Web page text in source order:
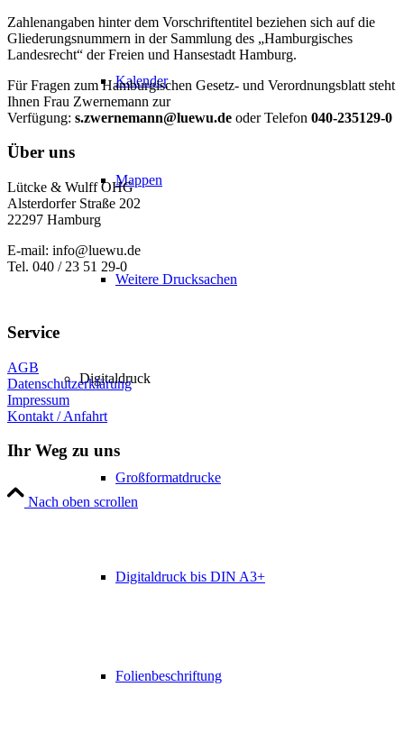
Kalender
Mappen
Weitere Drucksachen
Digitaldruck
Großformatdrucke
Digitaldruck bis DIN A3+
Folienbeschriftung
Zahlenangaben hinter dem Vorschriftentitel beziehen sich auf die
Gliederungsnummern in der Sammlung des „Hamburgisches
Landesrecht“ der Freien und Hansestadt Hamburg.
Für Fragen zum Hamburgischen Gesetz- und Verordnungsblatt steht
Ihnen Frau Zwernemann zur
Verfügung: s.zwernemann@luewu.de oder Telefon 040-235129-0
Über uns
Lütcke & Wulff OHG
Alsterdorfer Straße 202
22297 Hamburg
E-mail: info@luewu.de
Tel. 040 / 23 51 29-0
Service
AGB
Datenschutzerklärung
Impressum
Kontakt / Anfahrt
Ihr Weg zu uns
Nach oben scrollen